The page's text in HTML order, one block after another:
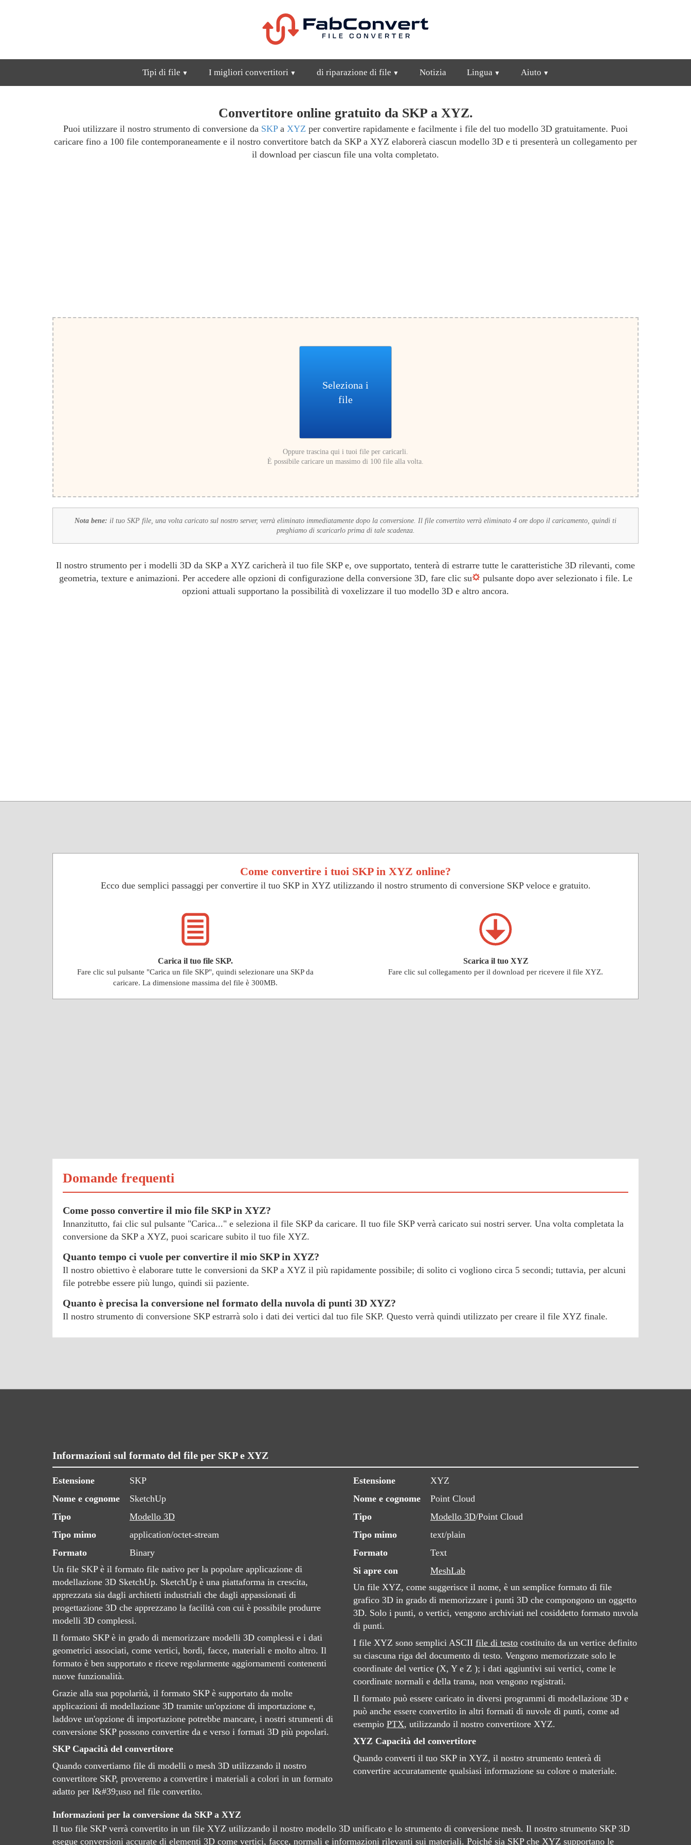
Tipi di file I migliori convertitori di riparazione di file Notizia Lingua Aiuto
Convertitore online gratuito da SKP a XYZ.
Puoi utilizzare il nostro strumento di conversione da SKPa XYZ per convertire rapidamente e facilmente i file del tuo modello 3D gratuitamente. Puoi
caricare fino a 100 file contemporaneamente e il nostro convertitore batch da SKP a XYZ elaborerà ciascun modello 3D e ti presenterà un collegamento per
il download per ciascun file una volta completato.
Seleziona i
file
Oppure trascina qui i tuoi file per caricarli.
È possibile caricare un massimo di 100 file alla volta.
Nota bene: il tuo SKP file, una volta caricato sul nostro server, verrà eliminato immediatamente dopo la conversione. Il file convertito verrà eliminato 4 ore dopo il caricamento, quindi ti
preghiamo di scaricarlo prima di tale scadenza.
Il nostro strumento per i modelli 3D da SKP a XYZ caricherà il tuo file SKP e, ove supportato, tenterà di estrarre tutte le caratteristiche 3D rilevanti, come
geometria, texture e animazioni. Per accedere alle opzioni di configurazione della conversione 3D, fare clic su
pulsante dopo aver selezionato i file. Le
opzioni attuali supportano la possibilità di voxelizzare il tuo modello 3D e altro ancora.
Come convertire i tuoi SKP in XYZ online?
Ecco due semplici passaggi per convertire il tuo SKP in XYZ utilizzando il nostro strumento di conversione SKP veloce e gratuito.
Carica il tuo file SKP.
Fare clic sul pulsante "Carica un file SKP", quindi selezionare una SKP da
caricare. La dimensione massima del file è 300MB.
Scarica il tuo XYZ
Fare clic sul collegamento per il download per ricevere il file XYZ.
Domande frequenti
Come posso convertire il mio file SKP in XYZ?
Innanzitutto, fai clic sul pulsante "Carica..." e seleziona il file SKP da caricare. Il tuo file SKP verrà caricato sui nostri server. Una volta completata la
conversione da SKP a XYZ, puoi scaricare subito il tuo file XYZ.
Quanto tempo ci vuole per convertire il mio SKP in XYZ?
Il nostro obiettivo è elaborare tutte le conversioni da SKP a XYZ il più rapidamente possibile; di solito ci vogliono circa 5 secondi; tuttavia, per alcuni
file potrebbe essere più lungo, quindi sii paziente.
Quanto è precisa la conversione nel formato della nuvola di punti 3D XYZ?
Il nostro strumento di conversione SKP estrarrà solo i dati dei vertici dal tuo file SKP. Questo verrà quindi utilizzato per creare il file XYZ finale.
Informazioni sul formato del file per SKP e XYZ
Estensione
SKP
Nome e cognome
SketchUp
Tipo
Modello 3D
Tipo mimo
application/octet-stream
Formato
Binary
Un file SKP è il formato file nativo per la popolare applicazione di
modellazione 3D SketchUp. SketchUp è una piattaforma in crescita,
apprezzata sia dagli architetti industriali che dagli appassionati di
progettazione 3D che apprezzano la facilità con cui è possibile produrre
modelli 3D complessi.
Il formato SKP è in grado di memorizzare modelli 3D complessi e i dati
geometrici associati, come vertici, bordi, facce, materiali e molto altro. Il
formato è ben supportato e riceve regolarmente aggiornamenti contenenti
nuove funzionalità.
Grazie alla sua popolarità, il formato SKP è supportato da molte
applicazioni di modellazione 3D tramite un'opzione di importazione e,
laddove un'opzione di importazione potrebbe mancare, i nostri strumenti di
conversione SKP possono convertire da e verso i formati 3D più popolari.
SKP Capacità del convertitore
Quando convertiamo file di modelli o mesh 3D utilizzando il nostro
convertitore SKP, proveremo a convertire i materiali a colori in un formato
adatto per l&#39;uso nel file convertito.
Estensione
XYZ
Nome e cognome
Point Cloud
Tipo
Modello 3D/Point Cloud
Tipo mimo
text/plain
Formato
Text
Si apre con
MeshLab
Un file XYZ, come suggerisce il nome, è un semplice formato di file
grafico 3D in grado di memorizzare i punti 3D che compongono un oggetto
3D. Solo i punti, o vertici, vengono archiviati nel cosiddetto formato nuvola
di punti.
I file XYZ sono semplici ASCII file di testo costituito da un vertice definito
su ciascuna riga del documento di testo. Vengono memorizzate solo le
coordinate del vertice (X, Y e Z ); i dati aggiuntivi sui vertici, come le
coordinate normali e della trama, non vengono registrati.
Il formato può essere caricato in diversi programmi di modellazione 3D e
può anche essere convertito in altri formati di nuvole di punti, come ad
esempio PTX, utilizzando il nostro convertitore XYZ.
XYZ Capacità del convertitore
Quando converti il ​​tuo SKP in XYZ, il nostro strumento tenterà di
convertire accuratamente qualsiasi informazione su colore o materiale.
Informazioni per la conversione da SKP a XYZ
Il tuo file SKP verrà convertito in un file XYZ utilizzando il nostro modello 3D unificato e lo strumento di conversione mesh. Il nostro strumento SKP 3D
esegue conversioni accurate di elementi 3D come vertici, facce, normali e informazioni rilevanti sui materiali. Poiché sia ​​SKP che XYZ supportano le